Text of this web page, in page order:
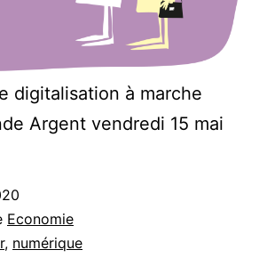
digitalisation à marche
Argent vendredi 15 mai
Economie
, numérique